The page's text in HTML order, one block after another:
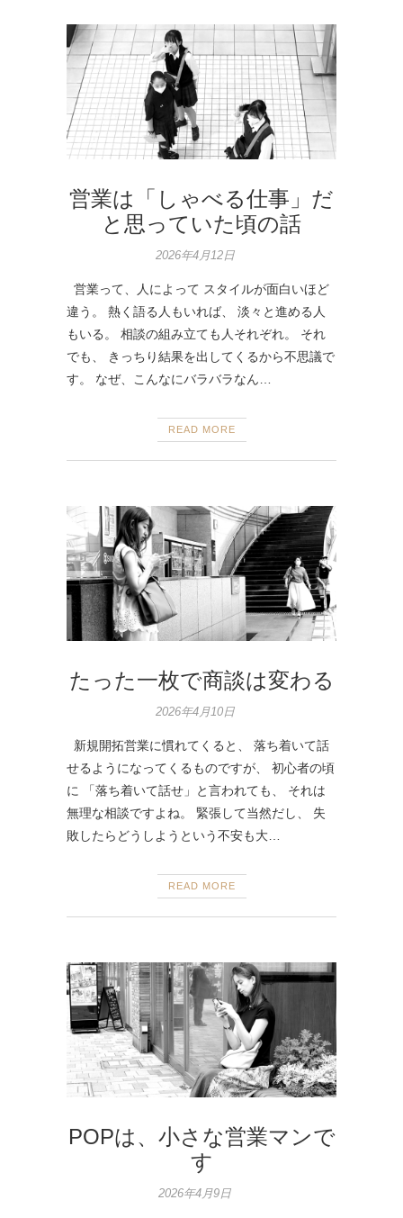
営業は「しゃべる仕事」だ
と思っていた頃の話
2026年4月12日
営業って、人によって スタイルが面白いほど
違う。 熱く語る人もいれば、 淡々と進める人
もいる。 相談の組み立ても人それぞれ。 それ
でも、 きっちり結果を出してくるから不思議で
す。 なぜ、こんなにバラバラなん…
READ MORE
たった一枚で商談は変わる
2026年4月10日
新規開拓営業に慣れてくると、 落ち着いて話
せるようになってくるものですが、 初心者の頃
に 「落ち着いて話せ」と言われても、 それは
無理な相談ですよね。 緊張して当然だし、 失
敗したらどうしようという不安も大…
READ MORE
POPは、小さな営業マンで
す
2026年4月9日